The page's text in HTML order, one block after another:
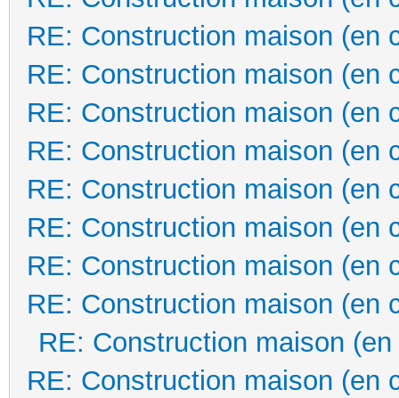
RE: Construction maison (en
RE: Construction maison (en
RE: Construction maison (en
RE: Construction maison (en
RE: Construction maison (en
RE: Construction maison (en
RE: Construction maison (en
RE: Construction maison (en
RE: Construction maison
RE: Construction maison (en